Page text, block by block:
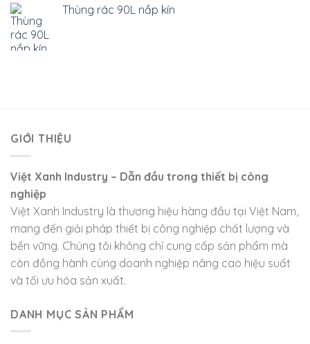
Thùng rác 90L nắp kín
GIỚI THIỆU
Việt Xanh Industry – Dẫn đầu trong thiết bị công
nghiệp
Việt Xanh Industry là thương hiệu hàng đầu tại Việt Nam,
mang đến giải pháp thiết bị công nghiệp chất lượng và
bền vững. Chúng tôi không chỉ cung cấp sản phẩm mà
còn đồng hành cùng doanh nghiệp nâng cao hiệu suất
và tối ưu hóa sản xuất.
DANH MỤC SẢN PHẨM